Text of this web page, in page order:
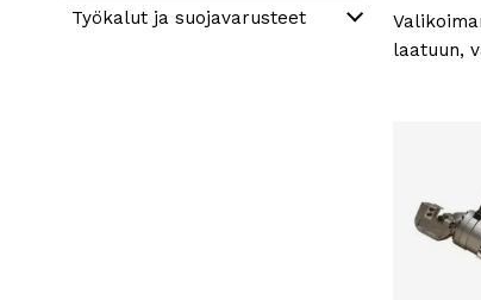
Työkalut ja suojavarusteet
laatuun,